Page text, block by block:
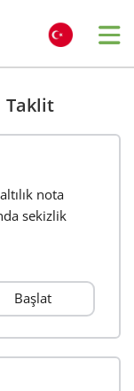
Taklit
nota
sekizlik
Başlat